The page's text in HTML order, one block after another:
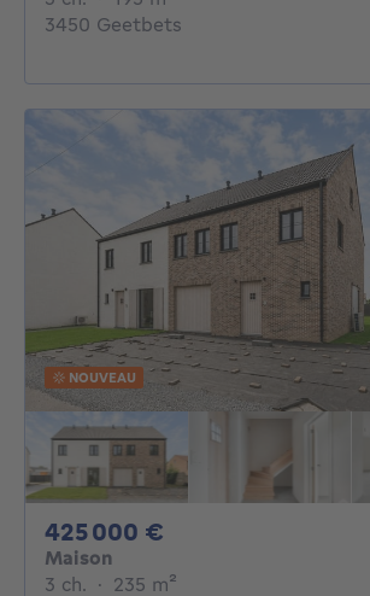
3450 Geetbets
NOUVEAU
425 000 €
Maison
3 ch. 3 chambres
· 235 m²